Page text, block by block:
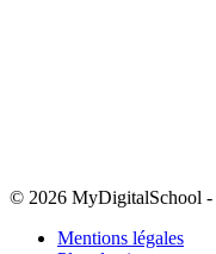
© 2026 MyDigitalSchool -
Mentions légales